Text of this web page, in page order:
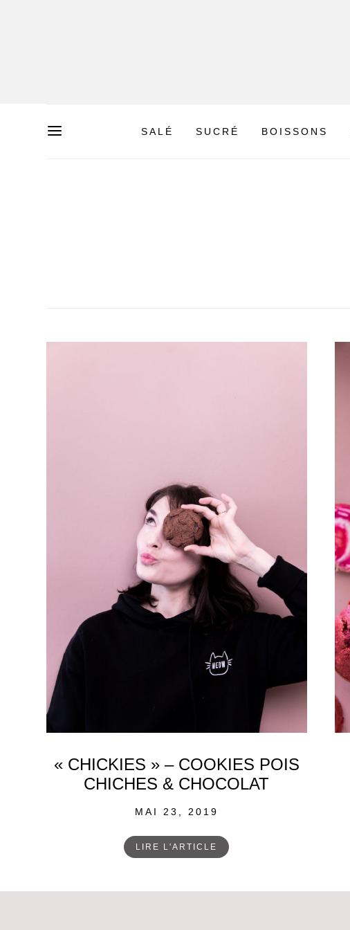
SALÉ SUCRÉ BOISSONS
« CHICKIES » – COOKIES POIS
CHICHES & CHOCOLAT
POSTED
MAI 23, 2019
LIRE L'ARTICLE